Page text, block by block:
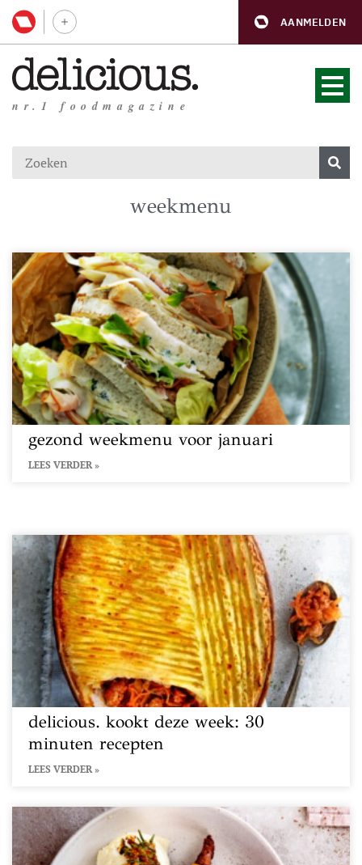
AANMELDEN
nr.1 foodmagazine
weekmenu
gezond weekmenu voor januari
LEES VERDER »
delicious. kookt deze week: 30
minuten recepten
LEES VERDER »